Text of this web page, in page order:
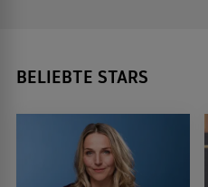
BELIEBTE STARS